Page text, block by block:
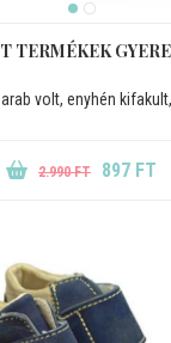
TERMÉKEK
volt, enyhén
2.990 FT 897 FT